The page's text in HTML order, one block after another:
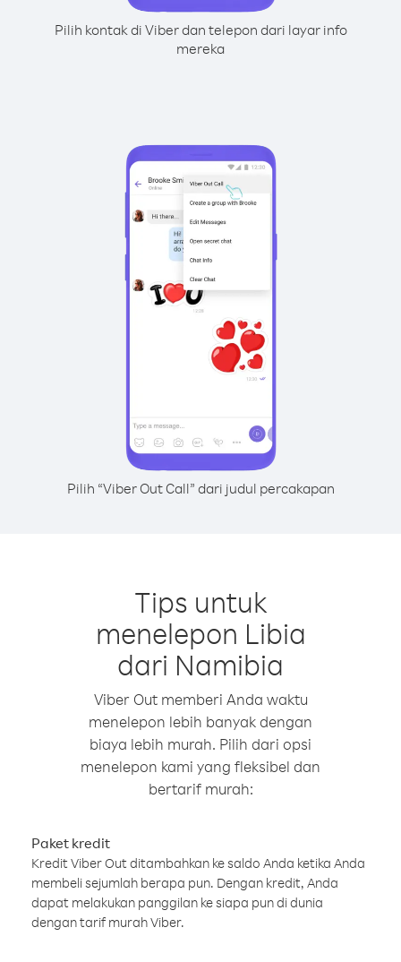
Pilih kontak di Viber dan telepon dari layar info
mereka
Pilih “Viber Out Call” dari judul percakapan
Tips untuk
menelepon Libia
dari Namibia
Viber Out memberi Anda waktu
menelepon lebih banyak dengan
biaya lebih murah. Pilih dari opsi
menelepon kami yang fleksibel dan
bertarif murah:
Paket kredit
Kredit Viber Out ditambahkan ke saldo Anda ketika Anda
membeli sejumlah berapa pun. Dengan kredit, Anda
dapat melakukan panggilan ke siapa pun di dunia
dengan tarif murah Viber.